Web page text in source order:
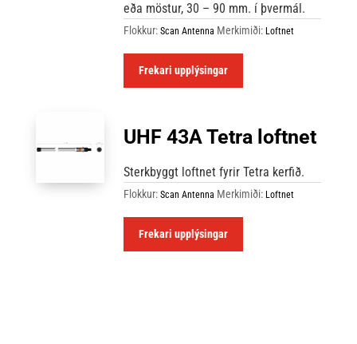
eða möstur, 30 – 90 mm. í þvermál.
Flokkur:Scan Antenna Merkimiði: Loftnet
Frekari upplýsingar
UHF 43A Tetra loftnet
Sterkbyggt loftnet fyrir Tetra kerfið.
Flokkur:Scan Antenna Merkimiði: Loftnet
Frekari upplýsingar